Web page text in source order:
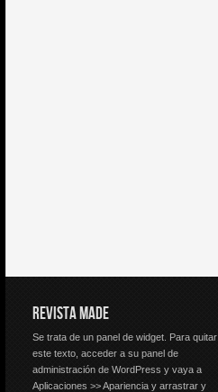
REVISTA MADE
Se trata de un panel de widget. Para quitar
este texto, acceder a su panel de
administración de WordPress y vaya a
Aplicaciones >> Apariencia y arrastrar y